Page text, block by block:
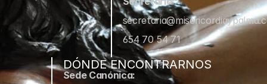
654 70 54 71
DÓNDE ENCONTRARNOS
Sede Canónica: